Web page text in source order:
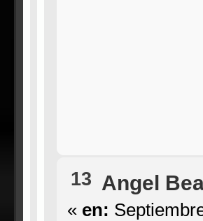
13 Angel
« en: